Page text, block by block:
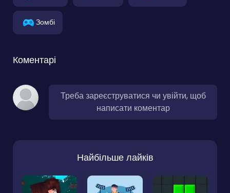
Зомбі
Коментарі
Треба зареєструватися чи увійти, щоб
написати коментар
Найбільше лайків